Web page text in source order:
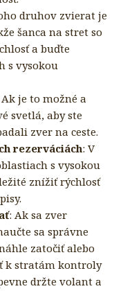
druhov zvierat je
šanca na stret so
a buďte
s vysokou
Ak je to možné a
svetlá, aby ste
zver na ceste.
rezerváciách: V
s vysokou
znížiť rýchlosť
: Ak sa zver
sa správne
zatočiť alebo
k stratám kontroly
držte volant a